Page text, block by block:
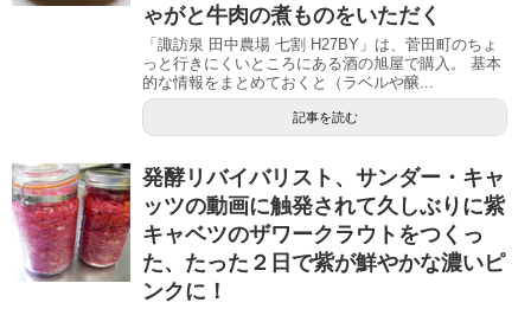
ゃがと牛肉の煮ものをいただく
「諏訪泉 田中農場 七割 H27BY」は、菅田町のちょ
っと行きにくいところにある酒の旭屋で購入。 基本
的な情報をまとめておくと（ラベルや醸...
記事を読む
発酵リバイバリスト、サンダー・キャ
ッツの動画に触発されて久しぶりに紫
キャベツのザワークラウトをつくっ
た、たった２日で紫が鮮やかな濃いピ
ンクに！